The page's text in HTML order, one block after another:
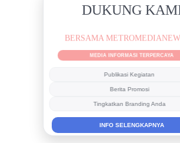
DUKUNG
BERSAMA
MEDIA INFORMASI TERPERCAYA
Publikasi Kegiatan
Berita Promosi
Tingkatkan Branding Anda
INFO SELENGKAPNYA